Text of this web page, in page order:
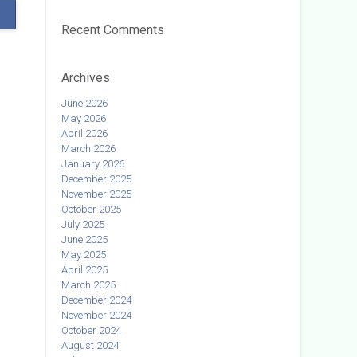
Recent Comments
Archives
June 2026
May 2026
April 2026
March 2026
January 2026
December 2025
November 2025
October 2025
July 2025
June 2025
May 2025
April 2025
March 2025
December 2024
November 2024
October 2024
August 2024